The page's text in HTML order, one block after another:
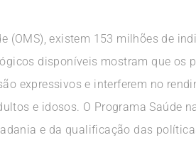
(OMS), existem 153 milhões de
disponíveis mostram que os
expressivos e interferem no
e idosos. O Programa Saúde
e da qualificação das